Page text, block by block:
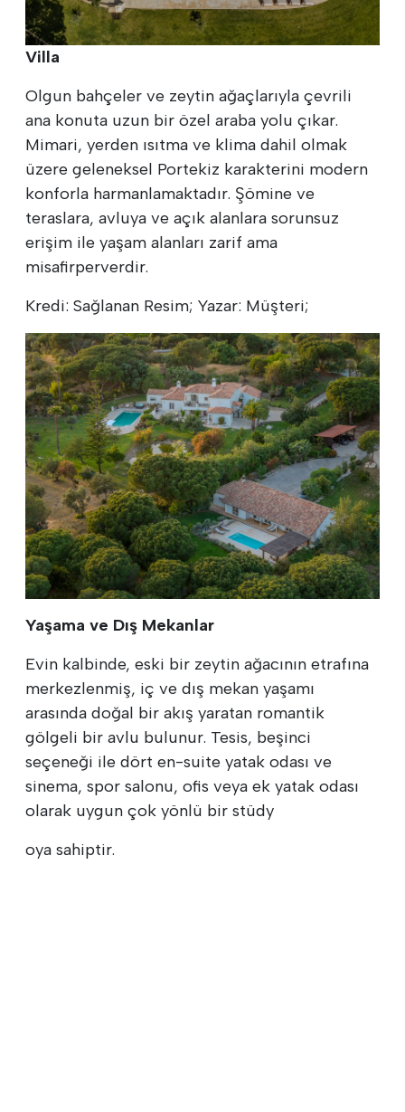
Villa
Olgun bahçeler ve zeytin ağaçlarıyla çevrili
ana konuta uzun bir özel araba yolu çıkar.
Mimari, yerden ısıtma ve klima dahil olmak
üzere geleneksel Portekiz karakterini modern
konforla harmanlamaktadır. Şömine ve
teraslara, avluya ve açık alanlara sorunsuz
erişim ile yaşam alanları zarif ama
misafirperverdir.
Kredi: Sağlanan Resim; Yazar: Müşteri;
Yaşama ve Dış Mekanlar
Evin kalbinde, eski bir zeytin ağacının etrafına
merkezlenmiş, iç ve dış mekan yaşamı
arasında doğal bir akış yaratan romantik
gölgeli bir avlu bulunur. Tesis, beşinci
seçeneği ile dört en-suite yatak odası ve
sinema, spor salonu, ofis veya ek yatak odası
olarak uygun çok yönlü bir stüdy
oya sahiptir.